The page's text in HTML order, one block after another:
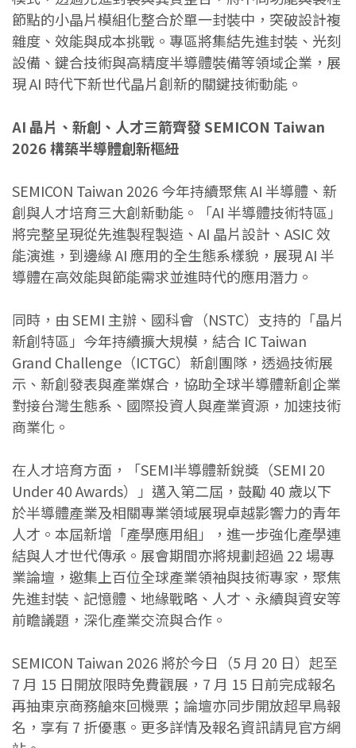
節點的小晶片模組化整合於單一封裝中，突破設計複
雜度、效能與成本挑戰。專區將集結先進封裝、光刻
設備、鍵合技術與高精度半導體裝備等領域企業，展
現 AI 時代下新世代晶片創新的關鍵技術動能。
AI 晶片、新創、人才三箭齊發 SEMICON Taiwan
2026 構築半導體創新樞紐
SEMICON Taiwan 2026 今年持續聚焦 AI 半導體、新
創與人才培育三大創新動能。「AI 半導體技術特區」
將完整呈現從先進製程製造、AI 晶片設計、ASIC 效
能演進，到邊緣 AI 應用的全生態系樣貌，展現 AI 半
導體在高效能與節能需求並進時代的應用潛力。
同時，由 SEMI 主辦、國科會（NSTC）支持的「晶片
新創特區」今年持續擴大規模，結合 IC Taiwan
Grand Challenge（ICTGC）新創團隊，透過技術展
示、新創發表與產業媒合，協助全球半導體新創企業
對接台灣生態系、國際投資人與產業資源，加速技術
商業化。
在人才培育方面，「SEMI半導體新銳獎（SEMI 20
Under 40 Awards）」邁入第二屆，鼓勵 40 歲以下
於半導體產業及相關專業領域展現卓越影響力的青年
人才。本屆新增「產學應用組」，進一步強化產學連
結與人才世代傳承。展會期間亦將規劃超過 22 場專
業論壇，邀集上百位全球產業領袖與技術專家，聚焦
先進封裝、記憶體、地緣戰略、人才、永續與資安等
前瞻議題，深化產業交流與合作。
SEMICON Taiwan 2026 將於今日（5 月 20 日）起至
7 月 15 日開放限時免費觀展，7 月 15 日前完成報名
再抽東京商務艙來回機票；論壇亦同步開放超早鳥報
名，享有 7 折優惠。更多詳情及報名資訊請見官方網